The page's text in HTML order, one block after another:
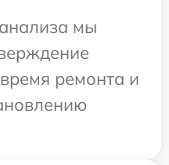
мы
ремонта и